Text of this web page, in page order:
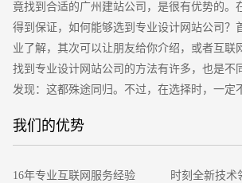
竟找到合适的广州建站公司，是很有优势的。
得到保证，如何能够选到专业设计网站公司？
业了解，其次可以让朋友给你介绍，或者互联
找到专业设计网站公司的方法有许多，也是不
发现：这都殊途同归。不过，在选择时，一定
于网站建设行业，无论案例，还有公司团队都
我们的优势
16年专业互联网服务经验
时刻全新技术